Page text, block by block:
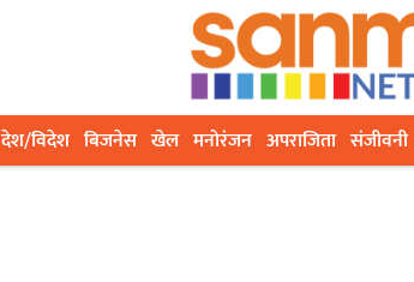
देश/विदेश बिजनेस खेल मनोरंजन अपराजिता संजीवनी